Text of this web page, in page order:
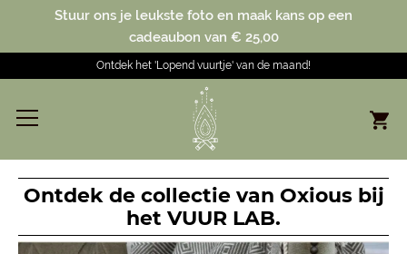
Stuur ons je leukste foto en maak kans op een
cadeaubon van € 25,00
Ontdek het 'Lopend vuurtje' van de maand!
Ontdek de collectie van Oxious bij
het VUUR LAB.